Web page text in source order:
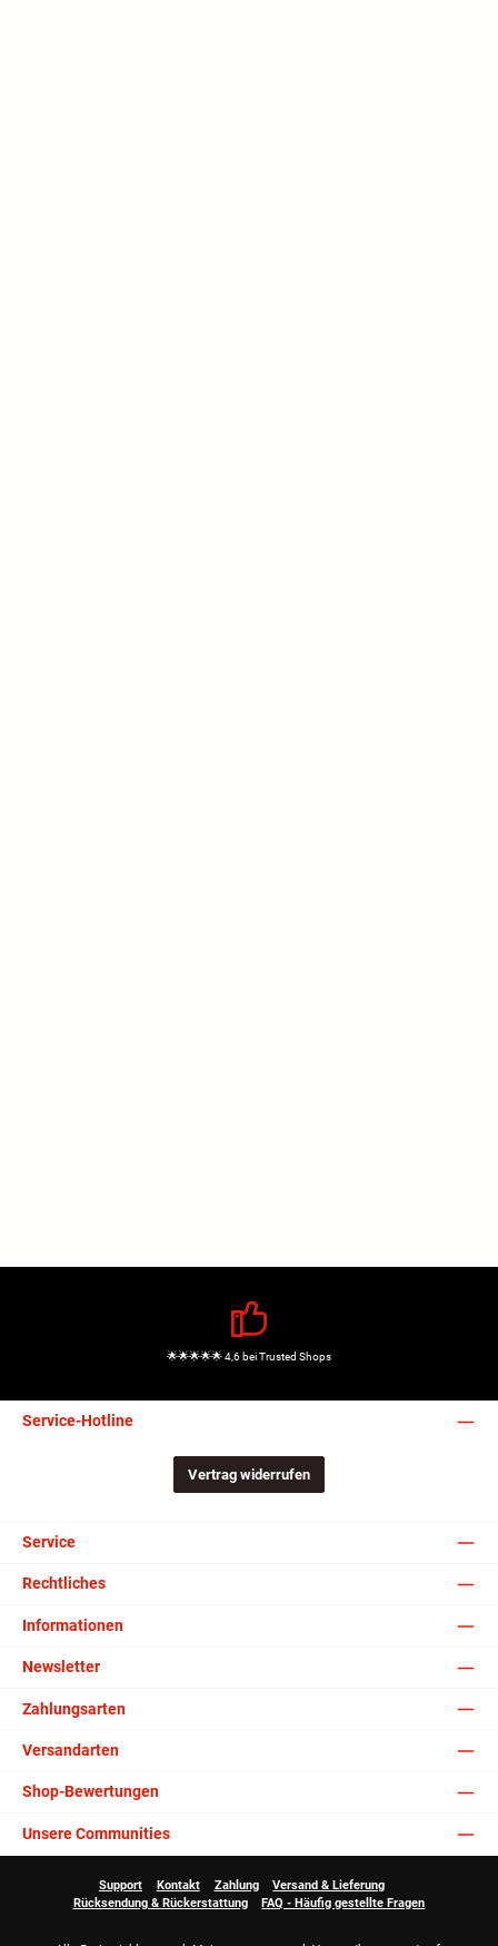
🌟🌟🌟🌟🌟 4,6 bei Trusted Shops
Service-Hotline
Vertrag widerrufen
Service
Rechtliches
Informationen
Newsletter
Zahlungsarten
Versandarten
Shop-Bewertungen
Unsere Communities
Support Kontakt Zahlung
Versand & Lieferung
Rücksendung & Rückerstattung
FAQ - Häufig gestellte Fragen